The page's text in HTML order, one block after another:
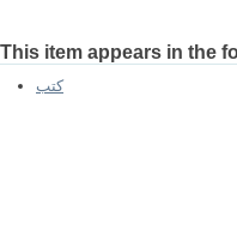
This item appears in the
كتب